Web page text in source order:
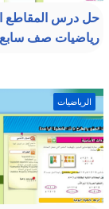
حل درس المقاطع
رياضيات صف
الرياضيات